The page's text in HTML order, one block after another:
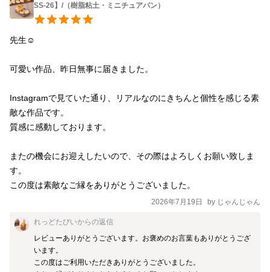
SS-26】/（樹脂粘土・ミニチュアパン）
先生☺
可愛い作品、昨日無事に届きました。
Instagramで見ていた通り、リアルなのにきちんと個性を感じる素
敵な作品です。
質感に感動しております。
またの機会にお迎えしたいので、その際はよろしくお願い致しま
す。
この度は素敵なご縁をありがとうございました。
2026年7月19日 by じゃんじゃん
れっどたびいからの返信
レビューありがとうございます。お褒めのお言葉もありがとうござ
います。
この度はご利用いただきありがとうございました。